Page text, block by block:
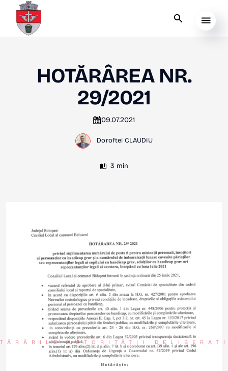
HOTĂRÂREA NR.
29/2021
09.07.2021
Doroftei CLAUDIU
3 min
AUTORITĂȚII